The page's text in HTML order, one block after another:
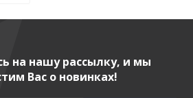
на нашу рассылку, и мы
Вас о новинках!